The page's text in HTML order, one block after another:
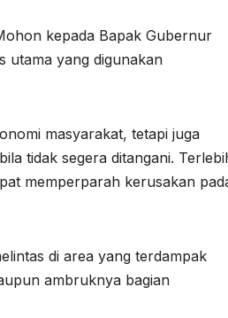
kepada Bapak Gubernur
utama yang digunakan
masyarakat, tetapi juga
tidak segera ditangani.
memperparah kerusakan
di area yang terdampak
ambruknya bagian